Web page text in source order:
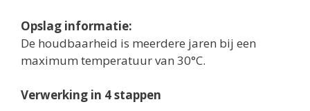
Opslag informatie:
De houdbaarheid is meerdere jaren bij een
maximum temperatuur van 30°C.
Verwerking in 4 stappen